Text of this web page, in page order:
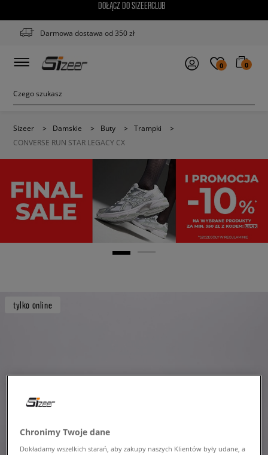
DOŁĄCZ DO SIZEERCLUB
Darmowa dostawa od 350 zł
0 0
Sizeer > Damskie > Buty > Trampki
>
CONVERSE RUN STAR LEGACY CX
tylko online
Chronimy Twoje dane
Dokładamy wszelkich starań, aby zakupy naszych Klientów były udane, a